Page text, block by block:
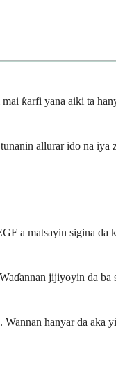
ƙarfi yana aiki ta
allurar ido na iya
a matsayin sigina da
jijiyoyin da ba
hanyar da aka